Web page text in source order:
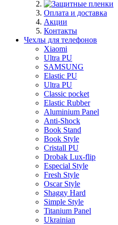
Оплата и доставка
Акции
Контакты
Чехлы для телефонов
Xiaomi
Ultra PU
SAMSUNG
Elastic PU
Ultra PU
Classic pocket
Elastic Rubber
Aluminium Panel
Anti-Shock
Book Stand
Book Style
Cristall PU
Drobak Lux-flip
Especial Style
Fresh Style
Oscar Style
Shaggy Hard
Simple Style
Titanium Panel
Ukrainian